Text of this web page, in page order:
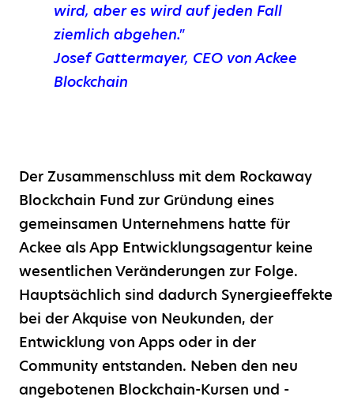
wird, aber es wird auf jeden Fall
ziemlich abgehen."
Josef Gattermayer, CEO von Ackee
Blockchain
Der Zusammenschluss mit dem Rockaway
Blockchain Fund zur Gründung eines
gemeinsamen Unternehmens hatte für
Ackee als App Entwicklungsagentur keine
wesentlichen Veränderungen zur Folge.
Hauptsächlich sind dadurch Synergieeffekte
bei der Akquise von Neukunden, der
Entwicklung von Apps oder in der
Community entstanden. Neben den neu
angebotenen Blockchain-Kursen und -